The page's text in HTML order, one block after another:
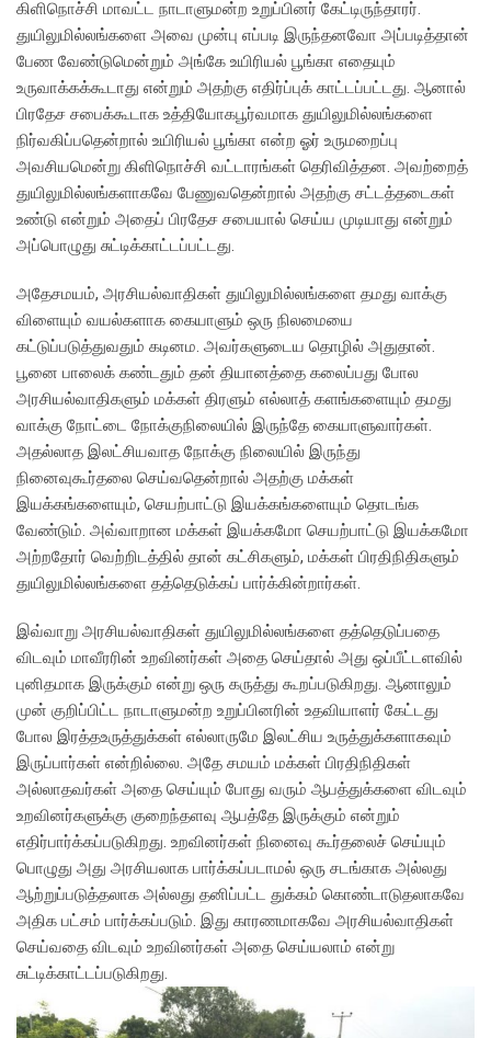
கிளிநொச்சி மாவட்ட நாடாளுமன்ற உறுப்பினர் கேட்டிருந்தாரர்.
துயிலுமில்லங்களை அவை முன்பு எப்படி இருந்தனவோ அப்படித்தான்
பேண வேண்டுமென்றும் அங்கே உயிரியல் பூங்கா எதையும்
உருவாக்கக்கூடாது என்றும் அதற்கு எதிர்ப்புக் காட்டப்பட்டது. ஆனால்
பிரதேச சபைக்கூடாக உத்தியோகபூர்வமாக துயிலுமில்லங்களை
நிர்வகிப்பதென்றால் உயிரியல் பூங்கா என்ற ஓர் உருமறைப்பு
அவசியமென்று கிளிநொச்சி வட்டாரங்கள் தெரிவித்தன. அவற்றைத்
துயிலுமில்லங்களாகவே பேணுவதென்றால் அதற்கு சட்டத்தடைகள்
உண்டு என்றும் அதைப் பிரதேச சபையால் செய்ய முடியாது என்றும்
அப்பொழுது சுட்டிக்காட்டப்பட்டது.
அதேசமயம், அரசியல்வாதிகள் துயிலுமில்லங்களை தமது வாக்கு
விளையும் வயல்களாக கையாளும் ஒரு நிலமையை
கட்டுப்படுத்துவதும் கடினம. அவர்களுடைய தொழில் அதுதான்.
பூனை பாலைக் கண்டதும் தன் தியானத்தை கலைப்பது போல
அரசியல்வாதிகளும் மக்கள் திரளும் எல்லாத் களங்களையும் தமது
வாக்கு நோட்டை நோக்குநிலையில் இருந்தே கையாளுவார்கள்.
அதல்லாத இலட்சியவாத நோக்கு நிலையில் இருந்து
நினைவுகூர்தலை செய்வதென்றால் அதற்கு மக்கள்
இயக்கங்களையும், செயற்பாட்டு இயக்கங்களையும் தொடங்க
வேண்டும். அவ்வாறான மக்கள் இயக்கமோ செயற்பாட்டு இயக்கமோ
அற்றதோர் வெற்றிடத்தில் தான் கட்சிகளும், மக்கள் பிரதிநிதிகளும்
துயிலுமில்லங்களை தத்தெடுக்கப் பார்க்கின்றார்கள்.
இவ்வாறு அரசியல்வாதிகள் துயிலுமில்லங்களை தத்தெடுப்பதை
விடவும் மாவீரரின் உறவினர்கள் அதை செய்தால் அது ஒப்பீட்டளவில்
புனிதமாக இருக்கும் என்று ஒரு கருத்து கூறப்படுகிறது. ஆனாலும்
முன் குறிப்பிட்ட நாடாளுமன்ற உறுப்பினரின் உதவியாளர் கேட்டது
போல இரத்தஉருத்துக்கள் எல்லாருமே இலட்சிய உருத்துக்களாகவும்
இருப்பார்கள் என்றில்லை. அதே சமயம் மக்கள் பிரதிநிதிகள்
அல்லாதவர்கள் அதை செய்யும் போது வரும் ஆபத்துக்களை விடவும்
உறவினர்களுக்கு குறைந்தளவு ஆபத்தே இருக்கும் என்றும்
எதிர்பார்க்கப்படுகிறது. உறவினர்கள் நினைவு கூர்தலைச் செய்யும்
பொழுது அது அரசியலாக பார்க்கப்படாமல் ஒரு சடங்காக அல்லது
ஆற்றுப்படுத்தலாக அல்லது தனிப்பட்ட துக்கம் கொண்டாடுதலாகவே
அதிக பட்சம் பார்க்கப்படும். இது காரணமாகவே அரசியல்வாதிகள்
செய்வதை விடவும் உறவினர்கள் அதை செய்யலாம் என்று
சுட்டிக்காட்டப்படுகிறது.